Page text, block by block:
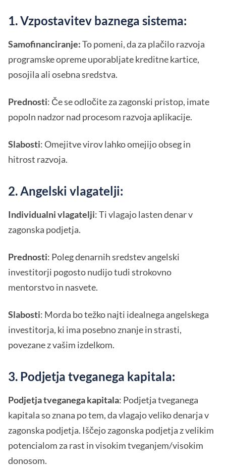
1. Vzpostavitev baznega sistema:
Samofinanciranje:To pomeni, da za plačilo razvoja
programske opreme uporabljate kreditne kartice,
posojila ali osebna sredstva.
Prednosti: Če se odločite za zagonski pristop, imate
popoln nadzor nad procesom razvoja aplikacije.
Slabosti: Omejitve virov lahko omejijo obseg in
hitrost razvoja.
2. Angelski vlagatelji:
Individualni vlagatelji: Ti vlagajo lasten denar v
zagonska podjetja.
Prednosti: Poleg denarnih sredstev angelski
investitorji pogosto nudijo tudi strokovno
mentorstvo in nasvete.
Slabosti: Morda bo težko najti idealnega angelskega
investitorja, ki ima posebno znanje in strasti,
povezane z vašim izdelkom.
3. Podjetja tveganega kapitala:
Podjetja tveganega kapitala: Podjetja tveganega
kapitala so znana po tem, da vlagajo veliko denarja v
zagonska podjetja. Iščejo zagonska podjetja z velikim
potencialom za rast in visokim tveganjem/visokim
donosom.